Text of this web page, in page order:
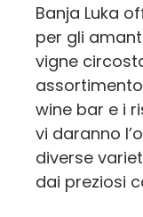
Banja Luka
per gli
vigne
wine bar e i
vi daranno
diverse
dai preziosi